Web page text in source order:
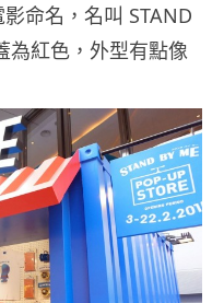
命名，名叫 STAND
為紅色，外型有點像